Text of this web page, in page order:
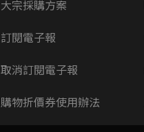
大宗採購方案
訂閱電子報
取消訂閱電子報
購物折價券使用辦法